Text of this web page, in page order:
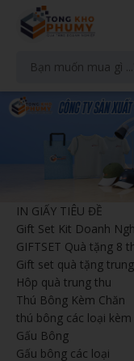
IN GIẤY TIÊU ĐỀ
Gift Set Kit Doanh
GIFTSET Quà tặng 8
Gift set quà tặng
Hôp quà trung thu
Thú Bông Kèm Chăn
thú bông các loại kèm
Gấu Bông
Gấu bông các loại